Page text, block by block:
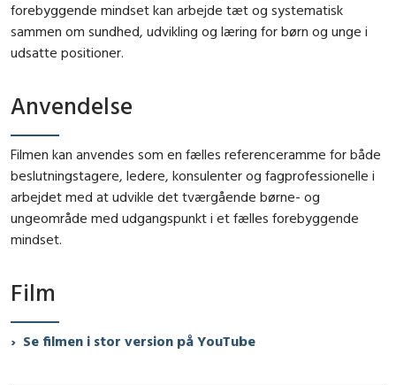
forebyggende mindset kan arbejde tæt og systematisk
sammen om sundhed, udvikling og læring for børn og unge i
udsatte positioner.
Anvendelse
Filmen kan anvendes som en fælles referenceramme for både
beslutningstagere, ledere, konsulenter og fagprofessionelle i
arbejdet med at udvikle det tværgående børne- og
ungeområde med udgangspunkt i et fælles forebyggende
mindset.
Film
Se filmen i stor version på YouTube